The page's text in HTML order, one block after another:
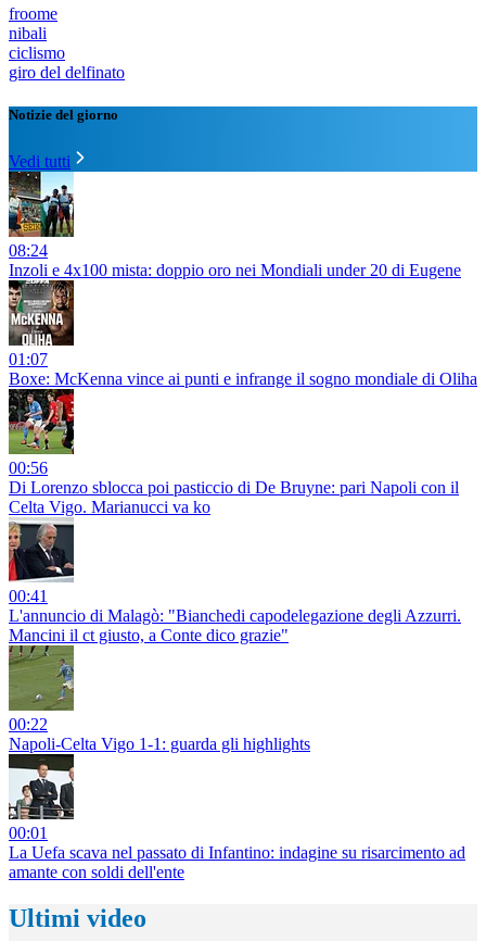
froome
nibali
ciclismo
giro del delfinato
Notizie del giorno
Vedi tutti
08:24
Inzoli e 4x100 mista: doppio oro nei Mondiali under 20 di Eugene
01:07
Boxe: McKenna vince ai punti e infrange il sogno mondiale di Oliha
00:56
Di Lorenzo sblocca poi pasticcio di De Bruyne: pari Napoli con il
Celta Vigo. Marianucci va ko
00:41
L'annuncio di Malagò: "Bianchedi capodelegazione degli Azzurri.
Mancini il ct giusto, a Conte dico grazie"
00:22
Napoli-Celta Vigo 1-1: guarda gli highlights
00:01
La Uefa scava nel passato di Infantino: indagine su risarcimento ad
amante con soldi dell'ente
Ultimi video